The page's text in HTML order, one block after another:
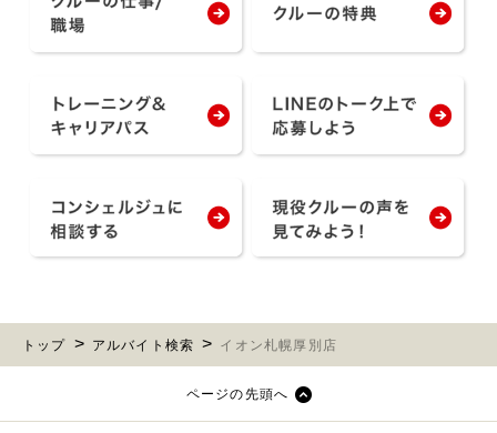
トップ アルバイト検索 イオン札幌厚別店
ページの先頭へ